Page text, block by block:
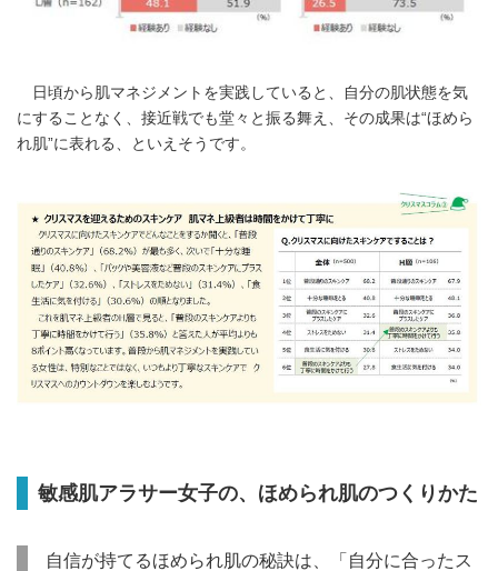
日頃から肌マネジメントを実践していると、自分の肌状態を気
にすることなく、接近戦でも堂々と振る舞え、その成果は“ほめら
れ肌”に表れる、といえそうです。
敏感肌アラサー女子の、ほめられ肌のつくりかた
自信が持てるほめられ肌の秘訣は、「自分に合ったス